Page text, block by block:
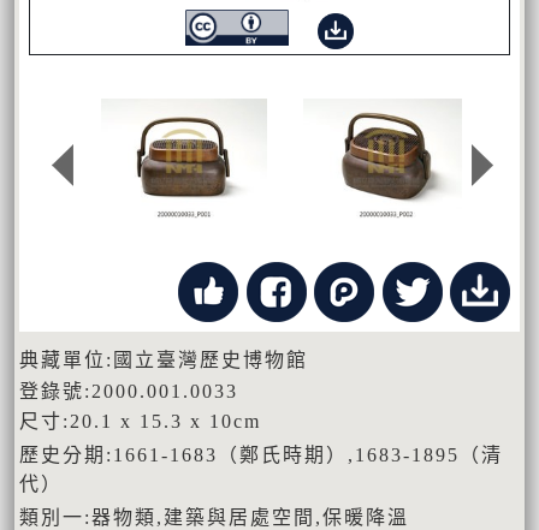
典藏單位:國立臺灣歷史博物館
登錄號:2000.001.0033
尺寸:20.1 x 15.3 x 10cm
歷史分期:1661-1683（鄭氏時期）,1683-1895（清
代）
類別一:器物類,建築與居處空間,保暖降溫